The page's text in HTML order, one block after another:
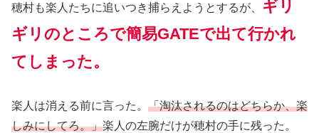
穂村も楽人たちに追いつき捕らえようとするが、
ギリ
ギリのところで簡易GATEで出て行かれ
てしまった。
楽人は消える前に言った。 「淘汰されるのはどちらか、楽
しみにしてろ。」楽人の左腕だけが穂村の手に残った。